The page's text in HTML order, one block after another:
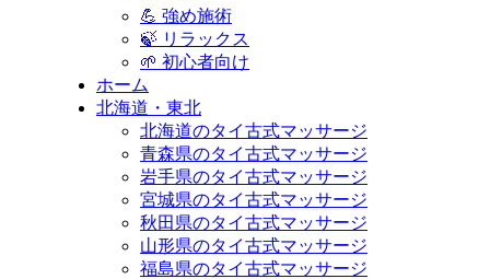
💪 強め施術
🍃 リラックス
🌱 初心者向け
ホーム
北海道・東北
北海道のタイ古式マッサージ
青森県のタイ古式マッサージ
岩手県のタイ古式マッサージ
宮城県のタイ古式マッサージ
秋田県のタイ古式マッサージ
山形県のタイ古式マッサージ
福島県のタイ古式マッサージ